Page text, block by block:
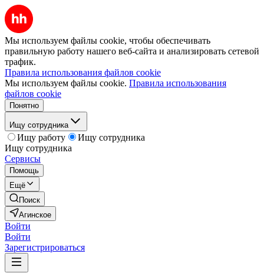
Мы используем файлы cookie, чтобы обеспечивать
правильную работу нашего веб-сайта и анализировать сетевой
трафик.
Правила использования файлов cookie
Мы используем файлы cookie. Правила использования
файлов cookie
Понятно
Ищу сотрудника
Ищу работу
Ищу сотрудника
Ищу сотрудника
Сервисы
Помощь
Ещё
Поиск
Агинское
Войти
Войти
Зарегистрироваться